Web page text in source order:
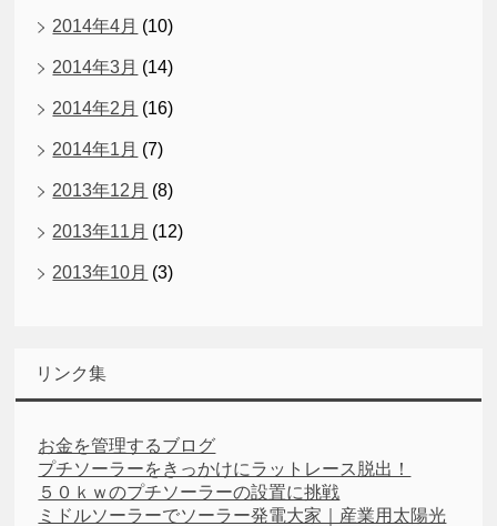
2014年4月 (10)
2014年3月 (14)
2014年2月 (16)
2014年1月 (7)
2013年12月 (8)
2013年11月 (12)
2013年10月 (3)
リンク集
お金を管理するブログ
プチソーラーをきっかけにラットレース脱出！
５０ｋｗのプチソーラーの設置に挑戦
ミドルソーラーでソーラー発電大家｜産業用太陽光